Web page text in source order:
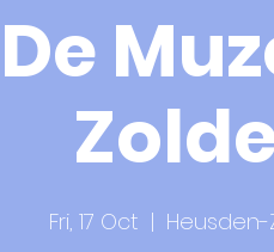
Fri, 17 Oct
  |